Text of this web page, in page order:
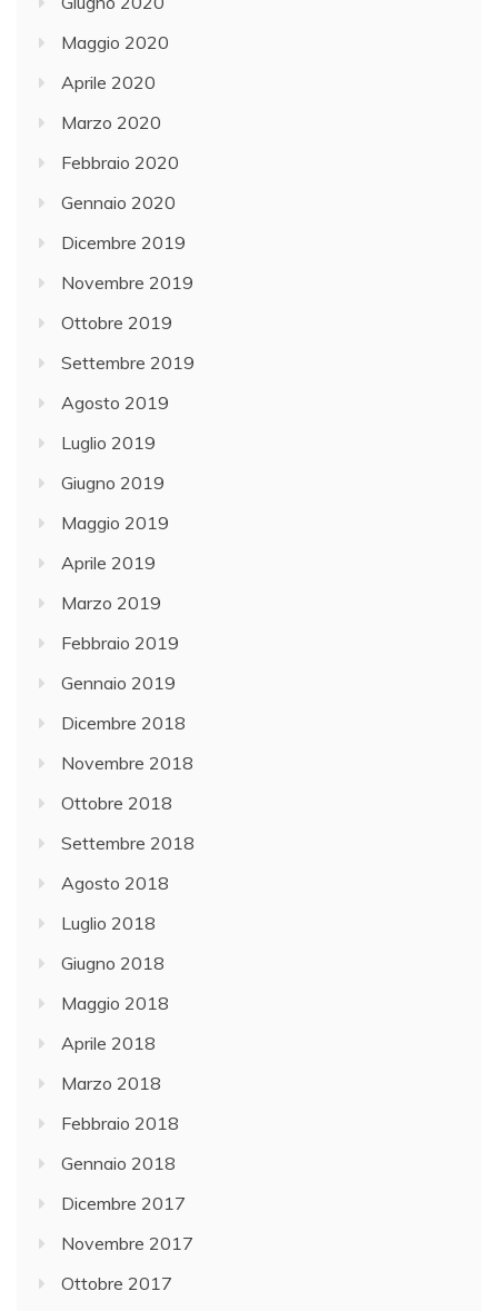
Maggio 2020
Aprile 2020
Marzo 2020
Febbraio 2020
Gennaio 2020
Dicembre 2019
Novembre 2019
Ottobre 2019
Settembre 2019
Agosto 2019
Luglio 2019
Giugno 2019
Maggio 2019
Aprile 2019
Marzo 2019
Febbraio 2019
Gennaio 2019
Dicembre 2018
Novembre 2018
Ottobre 2018
Settembre 2018
Agosto 2018
Luglio 2018
Giugno 2018
Maggio 2018
Aprile 2018
Marzo 2018
Febbraio 2018
Gennaio 2018
Dicembre 2017
Novembre 2017
Ottobre 2017